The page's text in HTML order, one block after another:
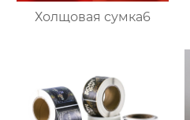
Холщовая сумка6